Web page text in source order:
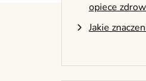
opiece
Jakie